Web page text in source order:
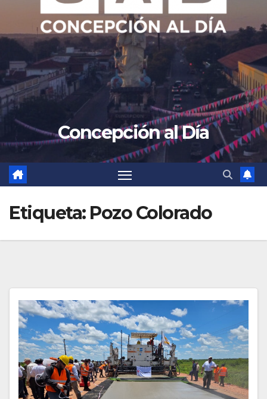
Concepción al Día
Etiqueta: Pozo Colorado